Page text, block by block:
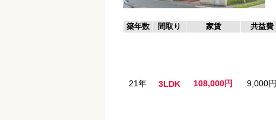
築年数 間取り 家賃 共益費
21年 3LDK 108,000円 9,000円